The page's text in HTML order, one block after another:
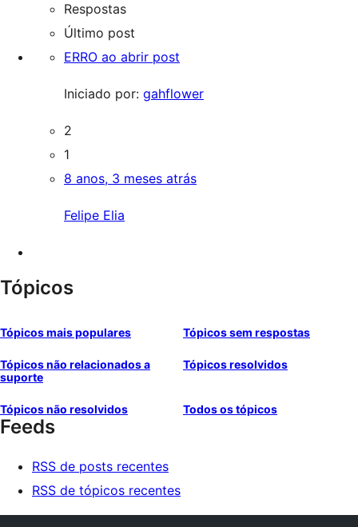
Respostas
Último post
ERRO ao abrir post
Iniciado por: gahflower
2
1
8 anos, 3 meses atrás
Felipe Elia
Tópicos
Tópicos mais populares Tópicos sem respostas
Tópicos não relacionados a
suporte
Tópicos resolvidos
Tópicos não resolvidos Todos os tópicos
Feeds
RSS de posts recentes
RSS de tópicos recentes